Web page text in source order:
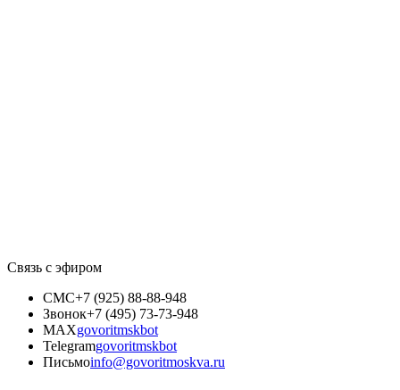
Связь с эфиром
СМС+7 (925) 88-88-948
Звонок+7 (495) 73-73-948
MAXgovoritmskbot
Telegramgovoritmskbot
Письмоinfo@govoritmoskva.ru